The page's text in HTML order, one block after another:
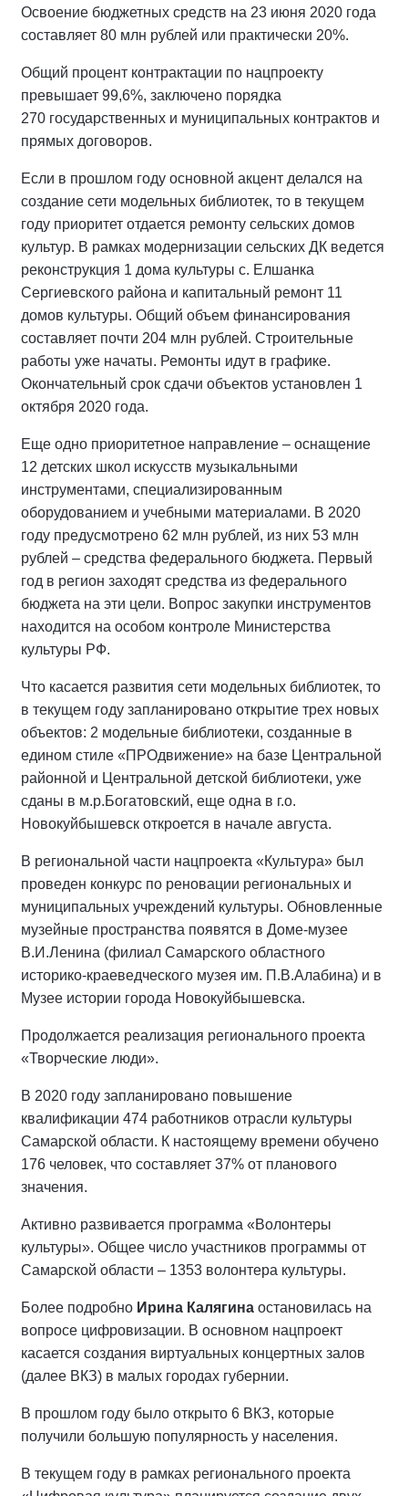
Освоение бюджетных средств на 23 июня 2020 года
составляет 80 млн рублей или практически 20%.
Общий процент контрактации по нацпроекту
превышает 99,6%, заключено порядка
270 государственных и муниципальных контрактов и
прямых договоров.
Если в прошлом году основной акцент делался на
создание сети модельных библиотек, то в текущем
году приоритет отдается ремонту сельских домов
культур. В рамках модернизации сельских ДК ведется
реконструкция 1 дома культуры с. Елшанка
Сергиевского района и капитальный ремонт 11
домов культуры. Общий объем финансирования
составляет почти 204 млн рублей. Строительные
работы уже начаты. Ремонты идут в графике.
Окончательный срок сдачи объектов установлен 1
октября 2020 года.
Еще одно приоритетное направление – оснащение
12 детских школ искусств музыкальными
инструментами, специализированным
оборудованием и учебными материалами. В 2020
году предусмотрено 62 млн рублей, из них 53 млн
рублей – средства федерального бюджета. Первый
год в регион заходят средства из федерального
бюджета на эти цели. Вопрос закупки инструментов
находится на особом контроле Министерства
культуры РФ.
Что касается развития сети модельных библиотек, то
в текущем году запланировано открытие трех новых
объектов: 2 модельные библиотеки, созданные в
едином стиле «ПРОдвижение» на базе Центральной
районной и Центральной детской библиотеки, уже
сданы в м.р.Богатовский, еще одна в г.о.
Новокуйбышевск откроется в начале августа.
В региональной части нацпроекта «Культура» был
проведен конкурс по реновации региональных и
муниципальных учреждений культуры. Обновленные
музейные пространства появятся в Доме-музее
В.И.Ленина (филиал Самарского областного
историко-краеведческого музея им. П.В.Алабина) и в
Музее истории города Новокуйбышевска.
Продолжается реализация регионального проекта
«Творческие люди».
В 2020 году запланировано повышение
квалификации 474 работников отрасли культуры
Самарской области. К настоящему времени обучено
176 человек, что составляет 37% от планового
значения.
Активно развивается программа «Волонтеры
культуры». Общее число участников программы от
Самарской области – 1353 волонтера культуры.
Более подробно Ирина Калягина остановилась на
вопросе цифровизации. В основном нацпроект
касается создания виртуальных концертных залов
(далее ВКЗ) в малых городах губернии.
В прошлом году было открыто 6 ВКЗ, которые
получили большую популярность у населения.
В текущем году в рамках регионального проекта